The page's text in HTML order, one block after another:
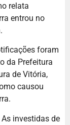
relata
entrou no
foram
da Prefeitura
de Vitória,
causou
investidas de